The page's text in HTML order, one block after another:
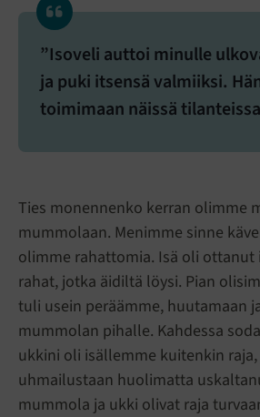
”Isoveli auttoi minulle
ja puki itsensä valmiiksi.
toimimaan näissä
Ties monennenko kerran olimme
mummolaan. Menimme sinne
olimme rahattomia. Isä oli ottanut
rahat, jotka äidiltä löysi. Pian
tuli usein peräämme, huutamaan
mummolan pihalle. Kahdessa
ukkini oli isällemme kuitenkin
uhmailustaan huolimatta
mummola ja ukki olivat raja